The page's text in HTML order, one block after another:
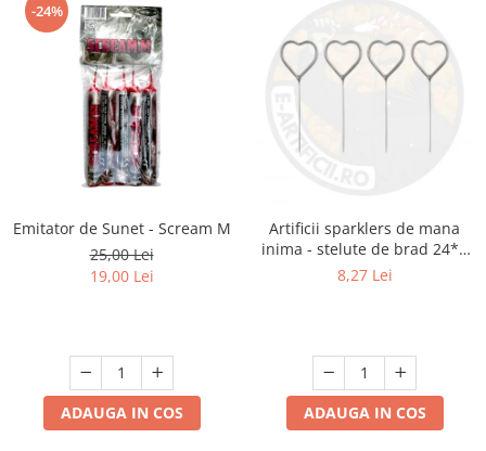
-24%
Emitator de Sunet - Scream M
25,00 Lei
19,00 Lei
ADAUGA IN COS
Artificii sparklers de mana
inima - stelute de brad 24*8
cm - set 5 buc
8,27 Lei
ADAUGA IN COS